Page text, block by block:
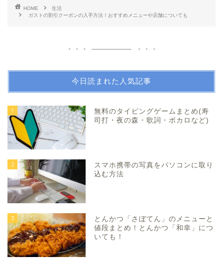
HOME
生活
ガストの割引クーポンの入手方法！おすすめメニューや店舗についても
今日読まれた人気記事
1
無料のタイピングゲームまとめ(寿
司打・夜の森・歌詞・ボカロなど)
2
スマホ携帯の写真をパソコンに取り
込む方法
3
とんかつ「さぼてん」のメニューと
値段まとめ！とんかつ「和幸」につ
いても！